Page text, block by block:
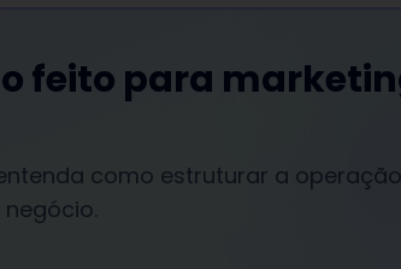
feito para
como estruturar a operação